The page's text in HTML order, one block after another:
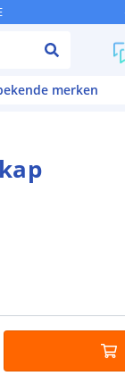
merken